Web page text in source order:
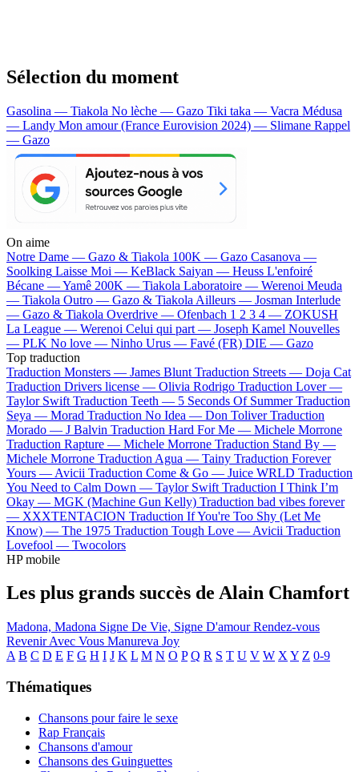
Sélection du moment
Gasolina — Tiakola No lèche — Gazo Tiki taka — Vacra Médusa
— Landy Mon amour (France Eurovision 2024) — Slimane Rappel
— Gazo
On aime
Notre Dame — Gazo & Tiakola 100K — Gazo Casanova —
Soolking Laisse Moi — KeBlack Saiyan — Heuss L'enfoiré
Bécane —Yamê 200K — Tiakola Laboratoire — Werenoi Meuda
— Tiakola Outro — Gazo & Tiakola Ailleurs — Josman Interlude
— Gazo & Tiakola Overdrive — Ofenbach 1 2 3 4 — ZOKUSH
La League — Werenoi Celui qui part — Joseph Kamel Nouvelles
— PLK No love — Ninho Urus — Favé (FR) DIE — Gazo
Top traduction
Traduction Monsters — James Blunt Traduction Streets — Doja Cat
Traduction Drivers license — Olivia Rodrigo Traduction Lover —
Taylor Swift Traduction Teeth — 5 Seconds Of Summer Traduction
Seya — Morad Traduction No Idea — Don Toliver Traduction
Morado — J Balvin Traduction Hard For Me — Michele Morrone
Traduction Rapture — Michele Morrone Traduction Stand By —
Michele Morrone Traduction Agua — Tainy Traduction Forever
Yours — Avicii Traduction Come & Go — Juice WRLD Traduction
You Need to Calm Down — Taylor Swift Traduction I Think I’m
Okay — MGK (Machine Gun Kelly) Traduction bad vibes forever
— XXXTENTACION Traduction If You're Too Shy (Let Me
Know) — The 1975 Traduction Tough Love — Avicii Traduction
Lovefool — Twocolors
HP mobile
Les plus grands succès de Alain Chamfort
Madona, Madona Signe De Vie, Signe D'amourRendez-vous
Revenir Avec Vous Manureva Joy
A B C D E F G H I J K L M N O P Q R S T U V W X Y Z 0-9
Thématiques
Chansons pour faire le sexe
Rap Français
Chansons d'amour
Chansons des Guinguettes